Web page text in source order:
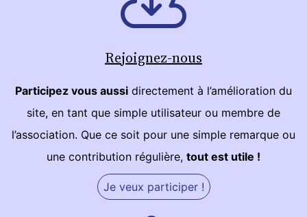
Rejoignez-nous
Participez vous aussi directement à l’amélioration du
site, en tant que simple utilisateur ou membre de
l’association. Que ce soit pour une simple remarque ou
une contribution régulière, tout est utile !
Je veux participer !